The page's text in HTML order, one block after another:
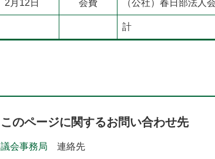
2月12日 会費 （公社）春日部法人
計
このページに関するお問い合わせ先
議会事務局
連絡先